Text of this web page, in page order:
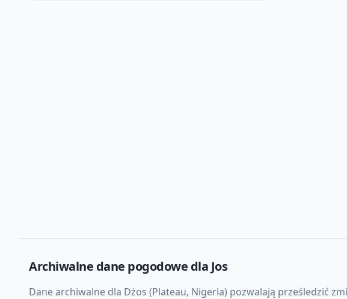
Archiwalne dane pogodowe dla Jos
Dane archiwalne dla Dżos (Plateau, Nigeria) pozwalają prześledzić